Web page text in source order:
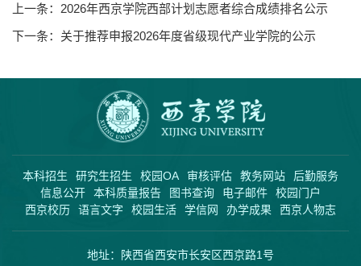
上一条： 2026年西京学院西部计划志愿者综合成绩排名公示
下一条： 关于推荐申报2026年度省级现代产业学院的公示
本科招生 研究生招生 校园OA 审核评估 教务网站
后勤服务
信息公开
本科质量报告 图书查询 电子邮件
校园门户
西京校历
语言文字 校园生活 学信网 办学成果 西京人物志
地址：陕西省西安市长安区西京路1号